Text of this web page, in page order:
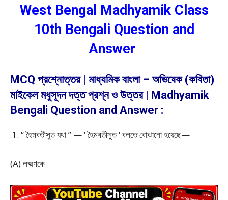
West Bengal Madhyamik Class
10th Bengali Question and
Answer
MCQ প্রশ্নোত্তর | মাধ্যমিক বাংলা – অভিষেক (কবিতা)
মাইকেল মধুসূদন দত্ত প্রশ্ন ও উত্তর | Madhyamik
Bengali Question and Answer :
“ হৈমবতীসুত যথা ” — ‘ হৈমবতীসুত ‘ বলতে বোঝানো হয়েছে—
(A) লক্ষ্মণকে